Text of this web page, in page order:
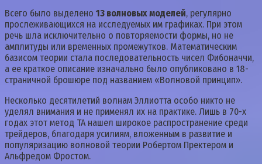
Всего было выделено 13 волновых моделей, регулярно
прослеживающихся на исследуемых им графиках. При этом
речь шла исключительно о повторяемости формы, но не
амплитуды или временных промежутков. Математическим
базисом теории стала последовательность чисел Фибоначчи,
а ее краткое описание изначально было опубликовано в 18-
страничной брошюре под названием «Волновой принцип».
Несколько десятилетий волнам Эллиотта особо никто не
уделял внимания и не применял их на практике. Лишь в 70-х
годах этот метод ТА нашел широкое распространение среди
трейдеров, благодаря усилиям, вложенным в развитие и
популяризацию волновой теории Робертом Пректером и
Альфредом Фростом.